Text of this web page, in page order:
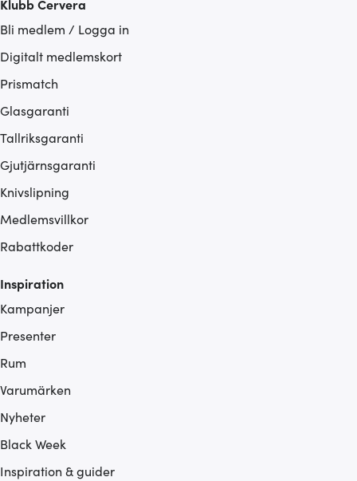
Klubb Cervera
Bli medlem / Logga in
Digitalt medlemskort
Prismatch
Glasgaranti
Tallriksgaranti
Gjutjärnsgaranti
Knivslipning
Medlemsvillkor
Rabattkoder
Inspiration
Kampanjer
Presenter
Rum
Varumärken
Nyheter
Black Week
Inspiration & guider